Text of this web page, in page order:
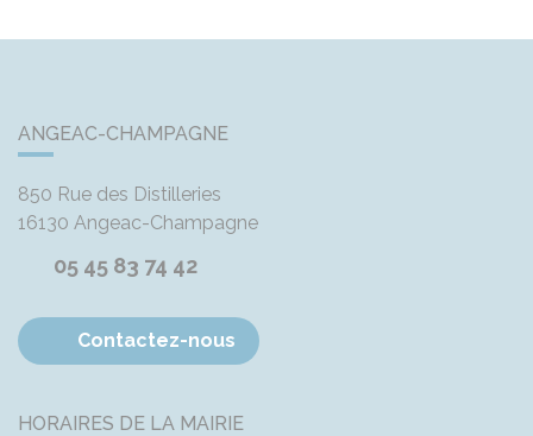
ANGEAC-CHAMPAGNE
850 Rue des Distilleries
16130 Angeac-Champagne
05 45 83 74 42
Contactez-nous
HORAIRES DE LA MAIRIE